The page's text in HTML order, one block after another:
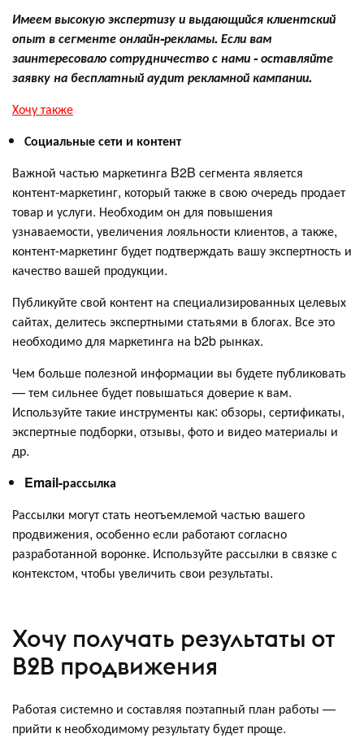
Имеем высокую экспертизу и выдающийся клиентский
опыт в сегменте онлайн-рекламы. Если вам
заинтересовало сотрудничество с нами - оставляйте
заявку на бесплатный аудит рекламной кампании.
Хочу также
Социальные сети и контент
Важной частью маркетинга B2B сегмента является
контент-маркетинг, который также в свою очередь продает
товар и услуги. Необходим он для повышения
узнаваемости, увеличения лояльности клиентов, а также,
контент-маркетинг будет подтверждать вашу экспертность и
качество вашей продукции.
Публикуйте свой контент на специализированных целевых
сайтах, делитесь экспертными статьями в блогах. Все это
необходимо для маркетинга на b2b рынках.
Чем больше полезной информации вы будете публиковать
— тем сильнее будет повышаться доверие к вам.
Используйте такие инструменты как: обзоры, сертификаты,
экспертные подборки, отзывы, фото и видео материалы и
др.
Email-рассылка
Рассылки могут стать неотъемлемой частью вашего
продвижения, особенно если работают согласно
разработанной воронке. Используйте рассылки в связке с
контекстом, чтобы увеличить свои результаты.
Хочу получать результаты от
B2B продвижения
Работая системно и составляя поэтапный план работы —
прийти к необходимому результату будет проще.